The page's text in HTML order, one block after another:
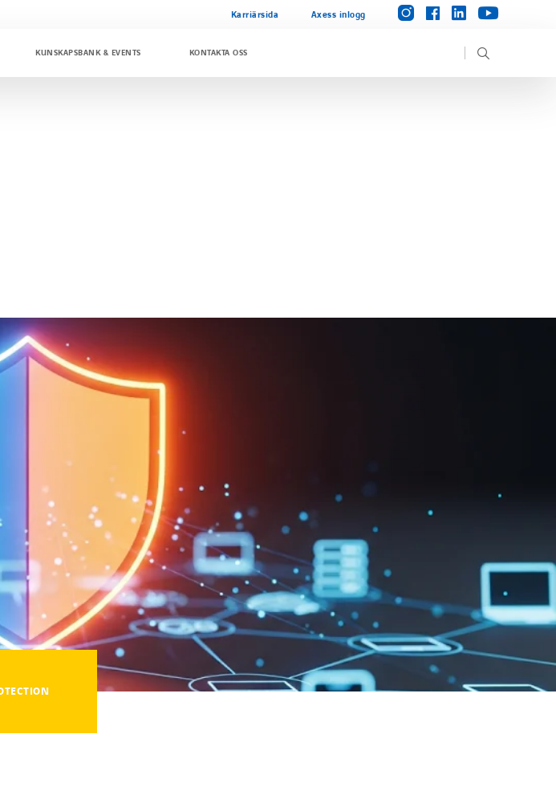
Karriärsida Axess inlogg instagramfacebooklinkedinyoutube
KUNSKAPSBANK & EVENTS KONTAKTA OSS